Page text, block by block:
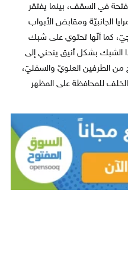
ايدو 2021 على فتحة في السقف، بينما يفتقر
الجانبيّة ومقابض الأبواب
كما أنّها تحتوي على شبك
بشكل أنيق ينحني إلى
من الطرفين العلويّ والسفليّ،
للمحافظة على المظهر